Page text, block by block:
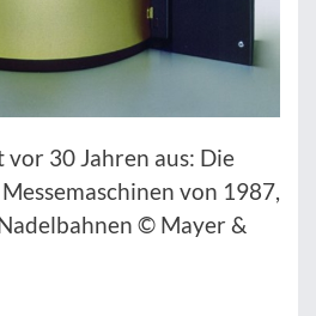
vor 30 Jahren aus: Die
von 1987,
© Mayer &